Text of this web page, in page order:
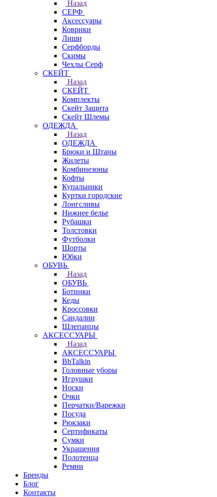
Назад
СЕРФ
Аксессуары
Коврики
Лиши
Серфборды
Скимы
Чехлы Cерф
СКЕЙТ
Назад
СКЕЙТ
Комплекты
Скейт Защита
Скейт Шлемы
ОДЕЖДА
Назад
ОДЕЖДА
Брюки и Штаны
Жилеты
Комбинезоны
Кофты
Купальники
Куртки городские
Лонгсливы
Нижнее белье
Рубашки
Толстовки
Футболки
Шорты
Юбки
ОБУВЬ
Назад
ОБУВЬ
Ботинки
Кеды
Кроссовки
Сандалии
Шлепанцы
АКСЕССУАРЫ
Назад
АКСЕССУАРЫ
BbTalkin
Головные уборы
Игрушки
Носки
Очки
Перчатки/Варежки
Посуда
Рюкзаки
Сертификаты
Сумки
Украшения
Полотенца
Ремни
Бренды
Блог
Контакты